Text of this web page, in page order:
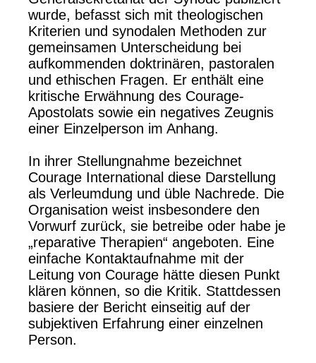
wurde, befasst sich mit theologischen
Kriterien und synodalen Methoden zur
gemeinsamen Unterscheidung bei
aufkommenden doktrinären, pastoralen
und ethischen Fragen. Er enthält eine
kritische Erwähnung des Courage-
Apostolats sowie ein negatives Zeugnis
einer Einzelperson im Anhang.
In ihrer Stellungnahme bezeichnet
Courage International diese Darstellung
als Verleumdung und üble Nachrede. Die
Organisation weist insbesondere den
Vorwurf zurück, sie betreibe oder habe je
„reparative Therapien“ angeboten. Eine
einfache Kontaktaufnahme mit der
Leitung von Courage hätte diesen Punkt
klären können, so die Kritik. Stattdessen
basiere der Bericht einseitig auf der
subjektiven Erfahrung einer einzelnen
Person.